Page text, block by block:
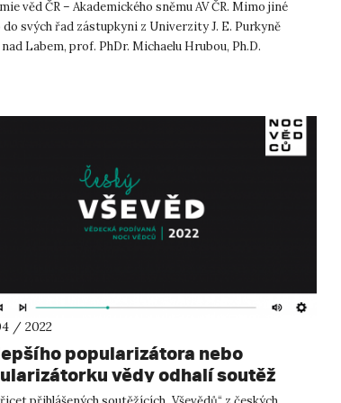
věd ČR – Akademického sněmu AV ČR. Mimo jiné
svých řad zástupkyni z Univerzity J. E. Purkyně
Labem, prof. PhDr. Michaelu Hrubou, Ph.D.
/ 2022
popularizátora nebo
vědy odhalí soutěž
Vševěd